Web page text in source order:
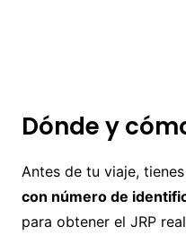
Dónde y
Antes de tu viaje,
con número de
para obtener el JRP